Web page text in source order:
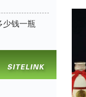
少钱一瓶